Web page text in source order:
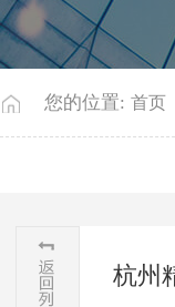
您的位置: 首页
杭州